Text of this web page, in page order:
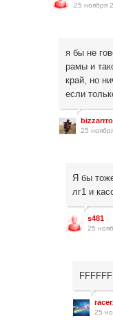
25 ноября
я бы не
рамы и
край, но
если
bizzarrro
25
Я бы
лг1 и
s481
25
25